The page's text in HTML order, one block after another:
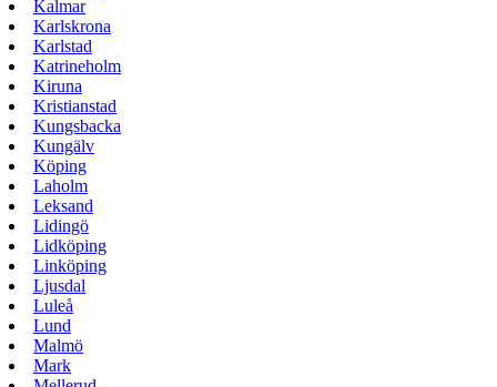
Kalmar
Karlskrona
Karlstad
Katrineholm
Kiruna
Kristianstad
Kungsbacka
Kungälv
Köping
Laholm
Leksand
Lidingö
Lidköping
Linköping
Ljusdal
Luleå
Lund
Malmö
Mark